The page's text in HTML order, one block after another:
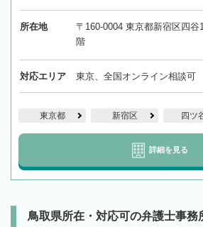
所在地
〒160-0004 東京都新宿区四
階
対応エリア 東京、全国オンライン相談可
東京都 新宿区 四ツ
詳細を見る
鳥取県所在・対応可の弁護士事務